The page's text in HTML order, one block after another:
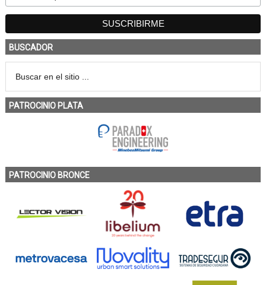
BUSCADOR
PATROCINIO PLATA
PATROCINIO BRONCE